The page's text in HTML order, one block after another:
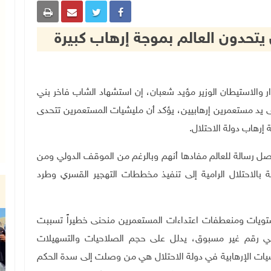
العالم بموجة إرهاب كبيرة
الجدار والاستيطان الوزير مؤيد شعبان، إن استشهاد الشاب فاخر بني
يد مستعمرين إرهابيين، يؤكد أن مليشيات المستعمرين تتحدى
دولة الاحتلال.
رسالة للعالم مفادها أنهم وبالرغم من الموقف الدولي ومن
الرامية إلى تنفيذ مخططات التهجير القسري وطرد
ومنعطفات اعتداءات المستعمرين منحنى خطيراً تسببت
في رقم غير مسبوق، يدلل على حجم الصلاحيات والتسهيلات
الإرهابية في دولة الاحتلال هي من وصلت إلى سدة الحكم